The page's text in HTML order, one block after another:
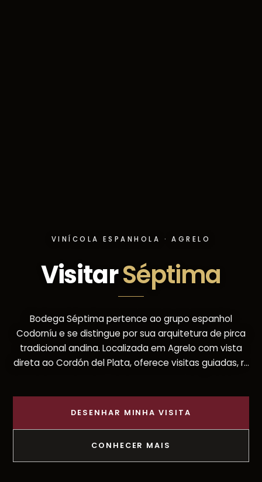
VINÍCOLA ESPANHOLA · AGRELO
VisitarSéptima
Bodega Séptima pertence ao grupo espanhol
Codorníu e se distingue por sua arquitetura de pirca
tradicional andina. Localizada em Agrelo com vista
direta ao Cordón del Plata, oferece visitas guiadas, r...
DESENHAR MINHA VISITA
CONHECER MAIS